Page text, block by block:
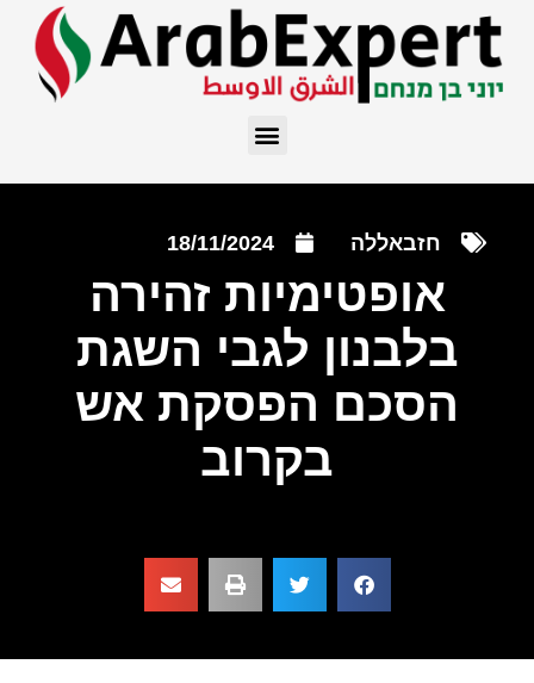
חזבאללה 18/11/2024
אופטימיות זהירה
בלבנון לגבי השגת
הסכם הפסקת אש
בקרוב